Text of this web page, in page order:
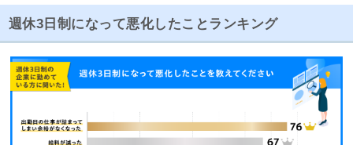
週休3日制になって悪化したことランキング